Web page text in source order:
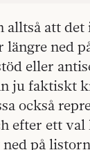
alltså att det
längre ned
eller
ju faktiskt
också
efter ett val
på